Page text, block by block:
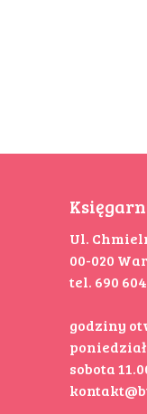
Ul.
00-020
tel. 690
godziny
sobota